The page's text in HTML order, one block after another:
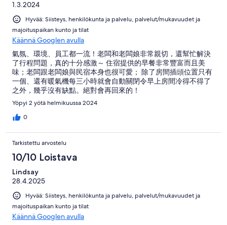
1.3.2024
Hyvää: Siisteys, henkilökunta ja palvelu, palvelut/mukavuudet ja
majoituspaikan kunto ja tilat
Käännä Googlen avulla
氣氛、環境、員工都一流！老闆和老闆娘非常親切，還幫忙解決
了行程問題，真的十分感激～ 住宿提供的早餐非常豐富而且美
味；老闆跟老闆娘與民宿本身也很可愛； 除了房間插頭位置只有
一個、還有暖氣機每三小時就會自動關閉令早上房間冷得不得了
之外，幾乎沒有缺點。絕對會再回來的！
Yöpyi 2 yötä helmikuussa 2024
0
Tarkistettu arvostelu
10/10 Loistava
Lindsay
28.4.2025
Hyvää: Siisteys, henkilökunta ja palvelu, palvelut/mukavuudet ja
majoituspaikan kunto ja tilat
Käännä Googlen avulla